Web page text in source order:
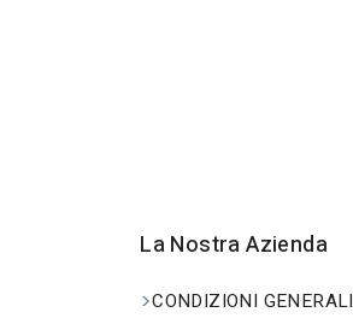
La Nostra Azienda
CONDIZIONI GENERALI